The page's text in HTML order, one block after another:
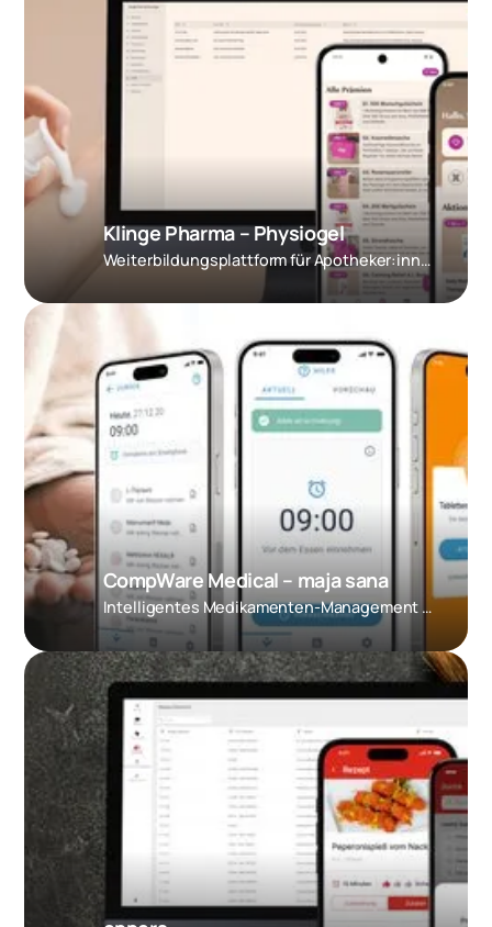
Klinge Pharma – Physiogel
Weiter­bildungs­plattform für Apotheker:innen
CompWare Medical – maja sana
Intelligentes Medikamenten-Management für zu Hause